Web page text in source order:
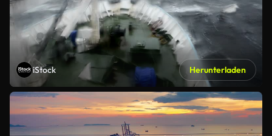
iStock Herunterladen